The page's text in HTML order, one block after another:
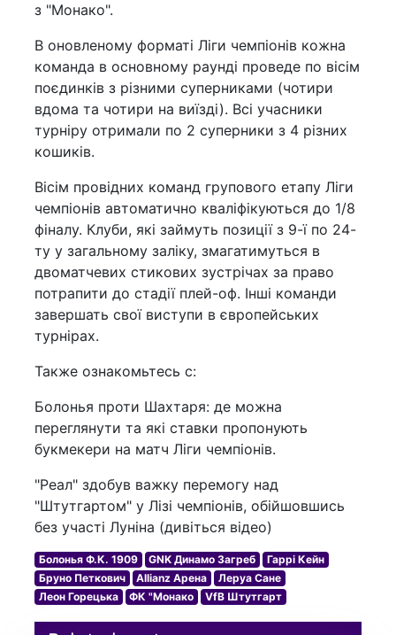
з "Монако".
В оновленому форматі Ліги чемпіонів кожна
команда в основному раунді проведе по вісім
поєдинків з різними суперниками (чотири
вдома та чотири на виїзді). Всі учасники
турніру отримали по 2 суперники з 4 різних
кошиків.
Вісім провідних команд групового етапу Ліги
чемпіонів автоматично кваліфікуються до 1/8
фіналу. Клуби, які займуть позиції з 9-ї по 24-
ту у загальному заліку, змагатимуться в
двоматчевих стикових зустрічах за право
потрапити до стадії плей-оф. Інші команди
завершать свої виступи в європейських
турнірах.
Также ознакомьтесь с:
Болонья проти Шахтаря: де можна
переглянути та які ставки пропонують
букмекери на матч Ліги чемпіонів.
"Реал" здобув важку перемогу над
"Штутгартом" у Лізі чемпіонів, обійшовшись
без участі Луніна (дивіться відео)
Болонья Ф.К. 1909 GNK Динамо Загреб
Гаррі Кейн
Бруно Петкович
Allianz Арена
Леруа Сане
Леон Горецька
ФК "Монако VfB Штутгарт